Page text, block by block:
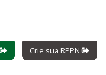
Crie sua RPPN